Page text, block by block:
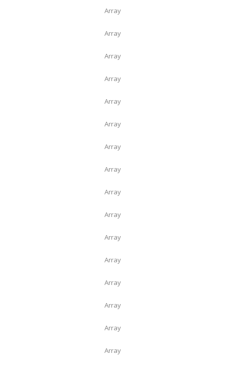
Array
Array
Array
Array
Array
Array
Array
Array
Array
Array
Array
Array
Array
Array
Array
Array